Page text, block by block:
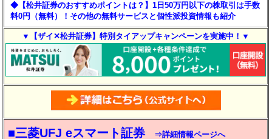
◆【松井証券のおすすめポイントは？】1日50万円以下の株取引は手数
料0円（無料）！その他の無料サービスと個性派投資情報も紹介
▼【ザイ✕松井証券】特別タイアップキャンペーンを実施中！▼
■三菱UFJ eスマート証券 ⇒詳細情報ページへ